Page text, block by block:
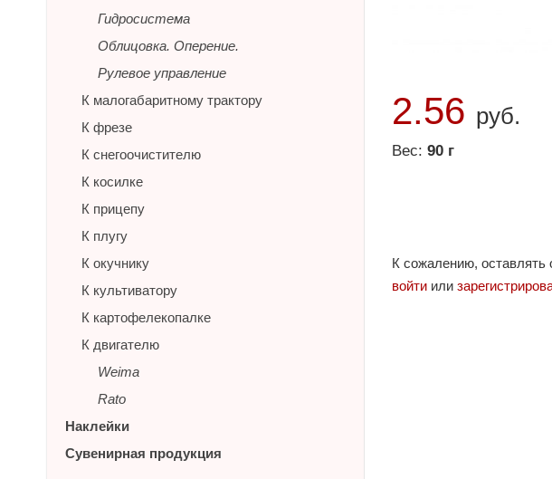
2.56 руб.
Вес: 90 г
К сожалению, оставлять
войти или
Гидросистема
Облицовка. Оперение.
Рулевое управление
К малогабаритному трактору
К фрезе
К снегоочистителю
К косилке
К прицепу
К плугу
К окучнику
К культиватору
К картофелекопалке
К двигателю
Weima
Rato
Наклейки
Сувенирная продукция